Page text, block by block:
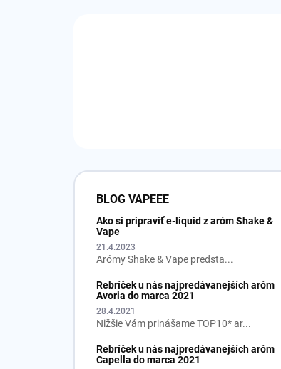
BLOG VAPEEE
Ako si pripraviť e-liquid z aróm Shake &
Vape
21.4.2023
Arómy Shake & Vape predsta...
Rebríček u nás najpredávanejších aróm
Avoria do marca 2021
28.4.2021
Nižšie Vám prinášame TOP10* ar...
Rebríček u nás najpredávanejších aróm
Capella do marca 2021